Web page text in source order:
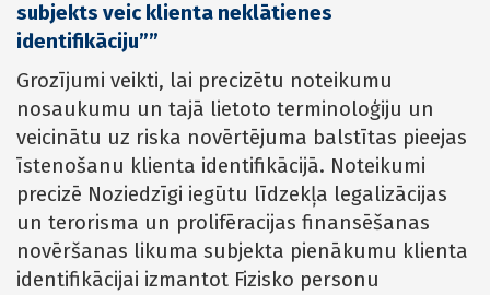
subjekts veic klienta neklātienes
identifikāciju””
Grozījumi veikti, lai precizētu noteikumu
nosaukumu un tajā lietoto terminoloģiju un
veicinātu uz riska novērtējuma balstītas pieejas
īstenošanu klienta identifikācijā. Noteikumi
precizē Noziedzīgi iegūtu līdzekļa legalizācijas
un terorisma un prolifēracijas finansēšanas
novēršanas likuma subjekta pienākumu klienta
identifikācijai izmantot Fizisko personu